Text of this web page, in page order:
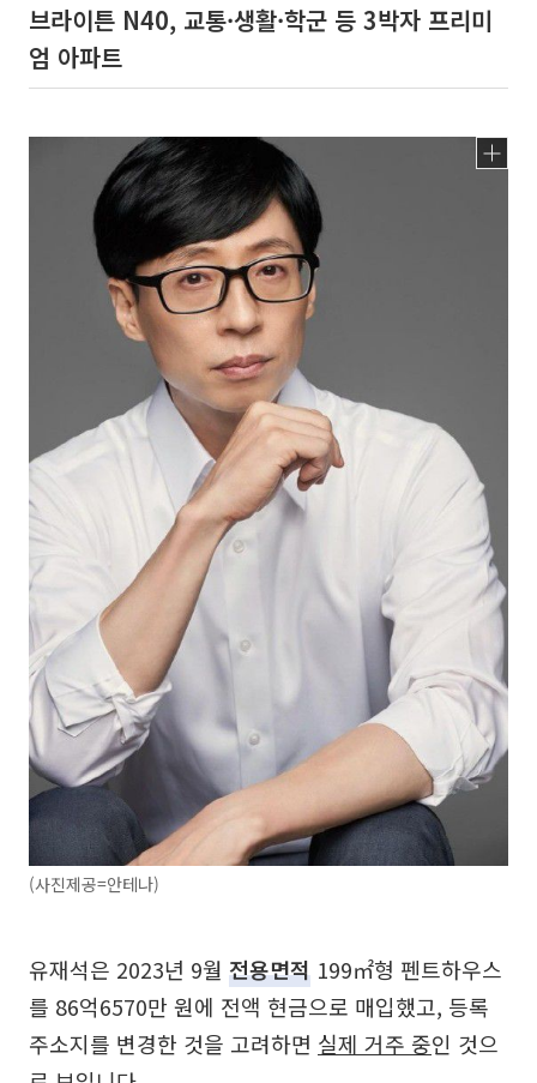
브라이튼 N40, 교통·생활·학군 등 3박자 프리미
엄 아파트
(사진제공=안테나)
유재석은 2023년 9월 전용면적 199㎡형 펜트하우스
를 86억6570만 원에 전액 현금으로 매입했고, 등록
주소지를 변경한 것을 고려하면 실제 거주 중인 것으